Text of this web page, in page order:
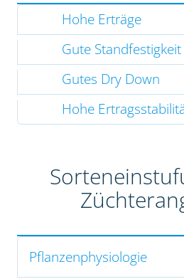
Hohe Erträge
Gute Standfestigkeit
Gutes Dry Down
Hohe
Pflanzenphysiologie